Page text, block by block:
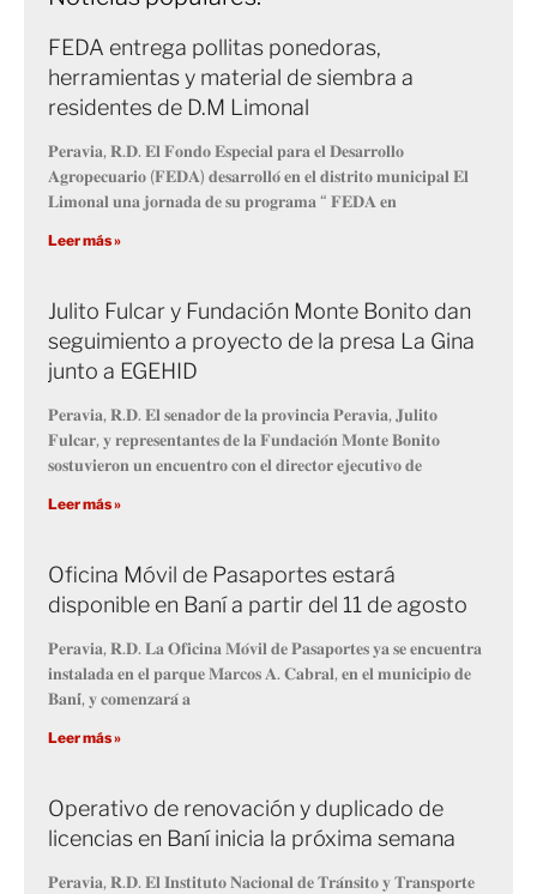
FEDA entrega pollitas ponedoras,
herramientas y material de siembra a
residentes de D.M Limonal
𝐏𝐞𝐫𝐚𝐯𝐢𝐚, 𝐑.𝐃. 𝐄𝐥 𝐅𝐨𝐧𝐝𝐨 𝐄𝐬𝐩𝐞𝐜𝐢𝐚𝐥 𝐩𝐚𝐫𝐚 𝐞𝐥 𝐃𝐞𝐬𝐚𝐫𝐫𝐨𝐥𝐥𝐨
𝐀𝐠𝐫𝐨𝐩𝐞𝐜𝐮𝐚𝐫𝐢𝐨 (𝐅𝐄𝐃𝐀) 𝐝𝐞𝐬𝐚𝐫𝐫𝐨𝐥𝐥𝐨́ 𝐞𝐧 𝐞𝐥 𝐝𝐢𝐬𝐭𝐫𝐢𝐭𝐨 𝐦𝐮𝐧𝐢𝐜𝐢𝐩𝐚𝐥 𝐄𝐥
𝐋𝐢𝐦𝐨𝐧𝐚𝐥 𝐮𝐧𝐚 𝐣𝐨𝐫𝐧𝐚𝐝𝐚 𝐝𝐞 𝐬𝐮 𝐩𝐫𝐨𝐠𝐫𝐚𝐦𝐚 “ 𝐅𝐄𝐃𝐀 𝐞𝐧
Leer más »
Julito Fulcar y Fundación Monte Bonito dan
seguimiento a proyecto de la presa La Gina
junto a EGEHID
𝐏𝐞𝐫𝐚𝐯𝐢𝐚, 𝐑.𝐃. 𝐄𝐥 𝐬𝐞𝐧𝐚𝐝𝐨𝐫 𝐝𝐞 𝐥𝐚 𝐩𝐫𝐨𝐯𝐢𝐧𝐜𝐢𝐚 𝐏𝐞𝐫𝐚𝐯𝐢𝐚, 𝐉𝐮𝐥𝐢𝐭𝐨
𝐅𝐮𝐥𝐜𝐚𝐫, 𝐲 𝐫𝐞𝐩𝐫𝐞𝐬𝐞𝐧𝐭𝐚𝐧𝐭𝐞𝐬 𝐝𝐞 𝐥𝐚 𝐅𝐮𝐧𝐝𝐚𝐜𝐢𝐨́𝐧 𝐌𝐨𝐧𝐭𝐞 𝐁𝐨𝐧𝐢𝐭𝐨
𝐬𝐨𝐬𝐭𝐮𝐯𝐢𝐞𝐫𝐨𝐧 𝐮𝐧 𝐞𝐧𝐜𝐮𝐞𝐧𝐭𝐫𝐨 𝐜𝐨𝐧 𝐞𝐥 𝐝𝐢𝐫𝐞𝐜𝐭𝐨𝐫 𝐞𝐣𝐞𝐜𝐮𝐭𝐢𝐯𝐨 𝐝𝐞
Leer más »
Oficina Móvil de Pasaportes estará
disponible en Baní a partir del 11 de agosto
𝐏𝐞𝐫𝐚𝐯𝐢𝐚, 𝐑.𝐃. 𝐋𝐚 𝐎𝐟𝐢𝐜𝐢𝐧𝐚 𝐌𝐨́𝐯𝐢𝐥 𝐝𝐞 𝐏𝐚𝐬𝐚𝐩𝐨𝐫𝐭𝐞𝐬 𝐲𝐚 𝐬𝐞 𝐞𝐧𝐜𝐮𝐞𝐧𝐭𝐫𝐚
𝐢𝐧𝐬𝐭𝐚𝐥𝐚𝐝𝐚 𝐞𝐧 𝐞𝐥 𝐩𝐚𝐫𝐪𝐮𝐞 𝐌𝐚𝐫𝐜𝐨𝐬 𝐀. 𝐂𝐚𝐛𝐫𝐚𝐥, 𝐞𝐧 𝐞𝐥 𝐦𝐮𝐧𝐢𝐜𝐢𝐩𝐢𝐨 𝐝𝐞
𝐁𝐚𝐧𝐢́, 𝐲 𝐜𝐨𝐦𝐞𝐧𝐳𝐚𝐫𝐚́ 𝐚
Leer más »
Operativo de renovación y duplicado de
licencias en Baní inicia la próxima semana
𝐏𝐞𝐫𝐚𝐯𝐢𝐚, 𝐑.𝐃. 𝐄𝐥 𝐈𝐧𝐬𝐭𝐢𝐭𝐮𝐭𝐨 𝐍𝐚𝐜𝐢𝐨𝐧𝐚𝐥 𝐝𝐞 𝐓𝐫𝐚́𝐧𝐬𝐢𝐭𝐨 𝐲 𝐓𝐫𝐚𝐧𝐬𝐩𝐨𝐫𝐭𝐞